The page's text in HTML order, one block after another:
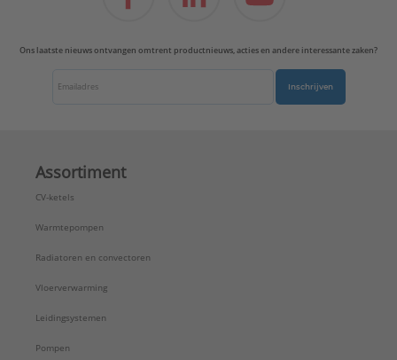
Ons laatste nieuws ontvangen omtrent productnieuws, acties en andere interessante zaken?
Inschrijven
Assortiment
CV-ketels
Warmtepompen
Radiatoren en convectoren
Vloerverwarming
Leidingsystemen
Pompen